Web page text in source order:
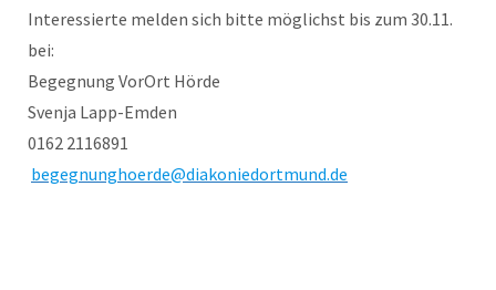
Interessierte melden sich bitte möglichst bis zum 30.11.
bei:
Begegnung VorOrt Hörde
Svenja Lapp-Emden
0162 2116891
begegnunghoerde@diakoniedortmund.de